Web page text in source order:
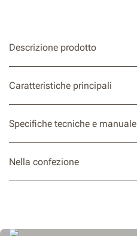
Descrizione prodotto
Caratteristiche principali
Specifiche tecniche e manuale
Nella confezione